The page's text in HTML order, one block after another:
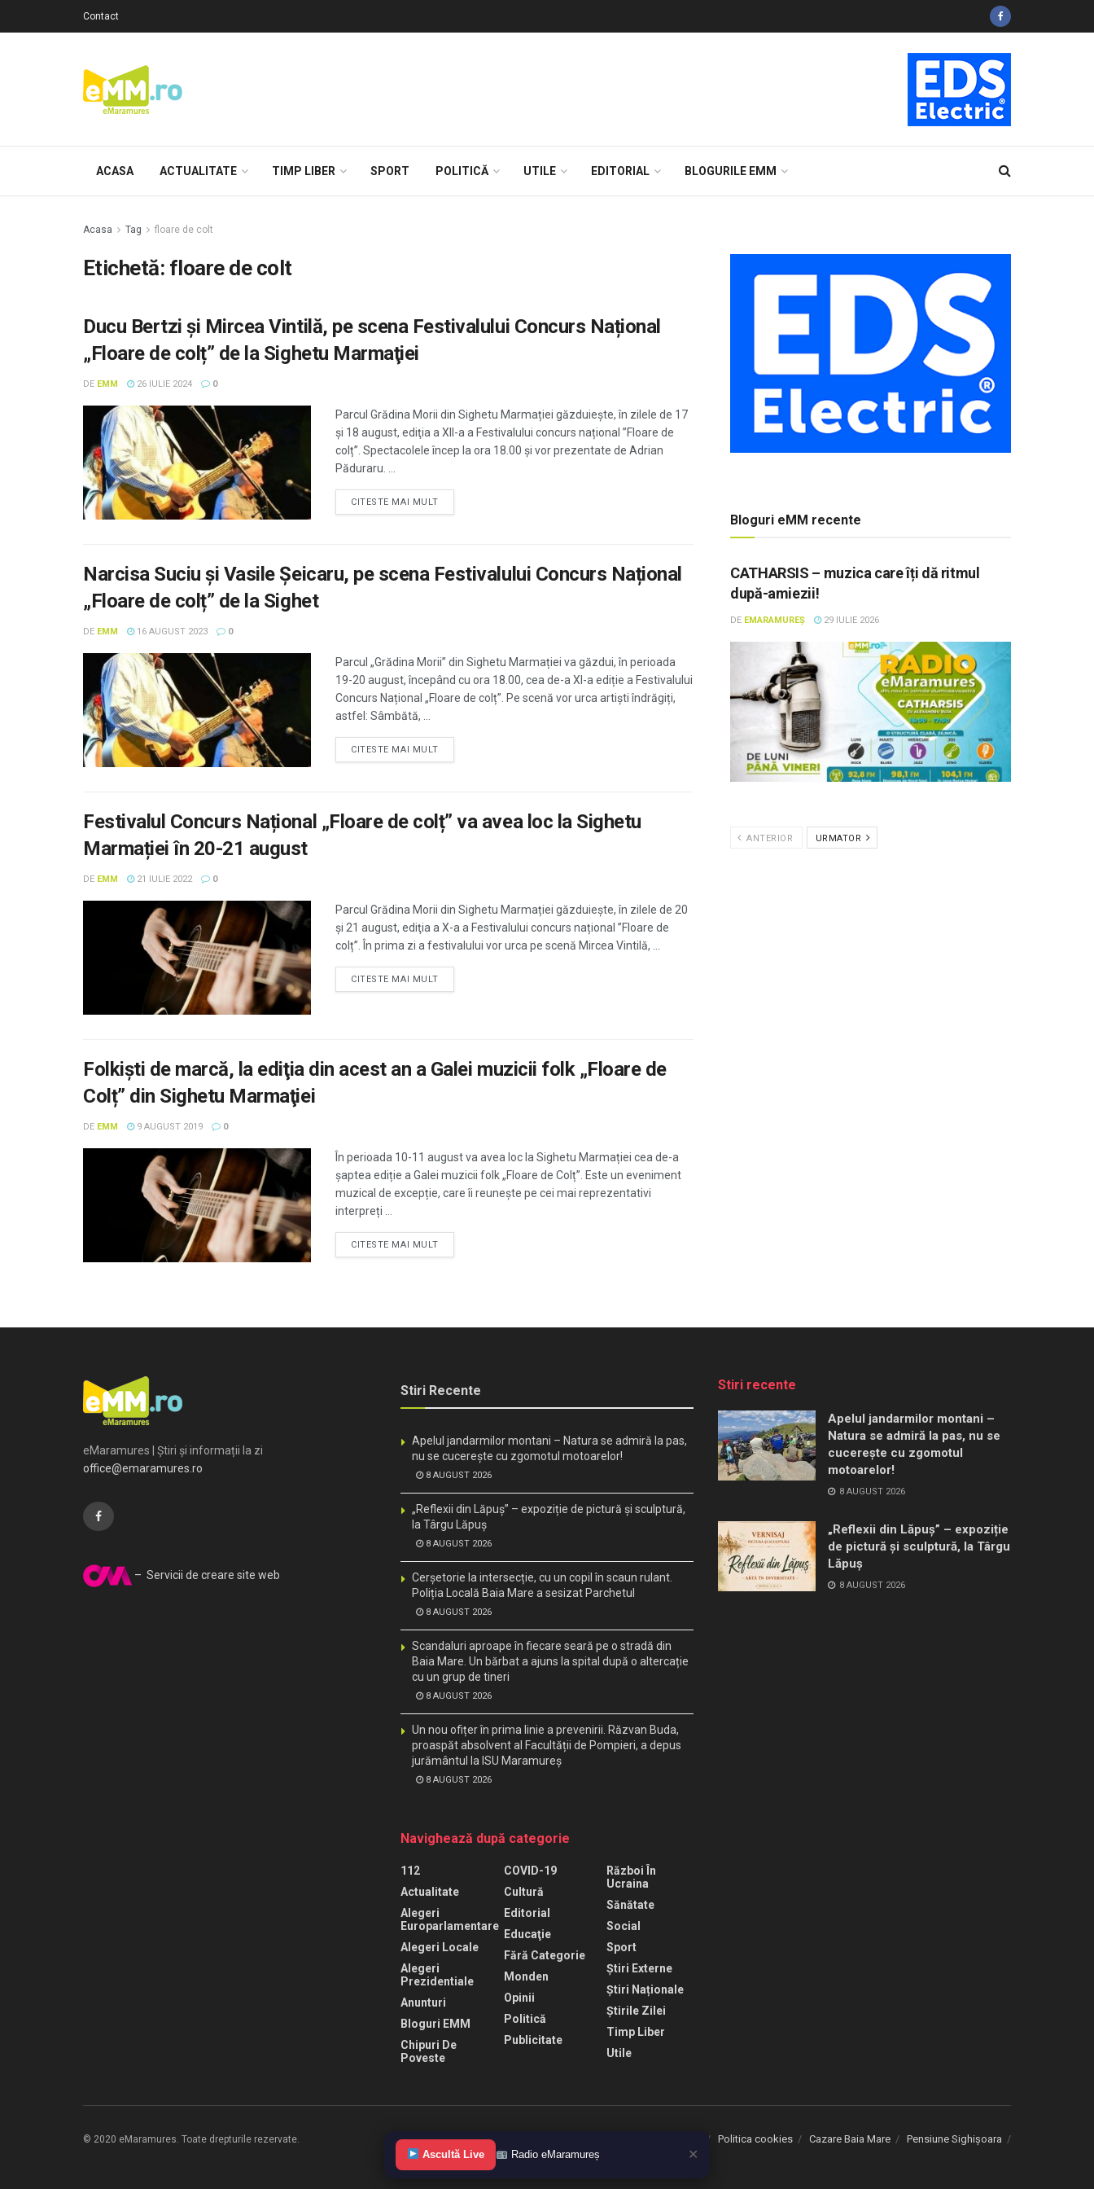
Contact
ACASA ACTUALITATE TIMP LIBER SPORT POLITICĂ UTILE EDITORIAL BLOGURILE EMM
Acasa Tag floare de colt
Etichetă: floare de colt
Ducu Bertzi şi Mircea Vintilă, pe scena Festivalului Concurs Național
„Floare de colț” de la Sighetu Marmaţiei
DE EMM 26 IULIE 2024 0
Parcul Grădina Morii din Sighetu Marmației găzduieşte, în zilele de 17
și 18 august, ediţia a XII-a a Festivalului concurs național ”Floare de
colț”. Spectacolele încep la ora 18.00 şi vor prezentate de Adrian
Păduraru. ...
CITESTE MAI MULT
Narcisa Suciu şi Vasile Şeicaru, pe scena Festivalului Concurs Național
„Floare de colț” de la Sighet
DE EMM 16 AUGUST 2023 0
Parcul „Grădina Morii” din Sighetu Marmației va găzdui, în perioada
19-20 august, începând cu ora 18.00, cea de-a XI-a ediție a Festivalului
Concurs Național „Floare de colț”. Pe scenă vor urca artiști îndrăgiți,
astfel: Sâmbătă, ...
CITESTE MAI MULT
Festivalul Concurs Național „Floare de colț” va avea loc la Sighetu
Marmației în 20-21 august
DE EMM 21 IULIE 2022 0
Parcul Grădina Morii din Sighetu Marmației găzduieşte, în zilele de 20
și 21 august, ediţia a X-a a Festivalului concurs național ”Floare de
colț”. În prima zi a festivalului vor urca pe scenă Mircea Vintilă, ...
CITESTE MAI MULT
Folkişti de marcă, la ediţia din acest an a Galei muzicii folk „Floare de
Colț” din Sighetu Marmaţiei
DE EMM 9 AUGUST 2019 0
În perioada 10-11 august va avea loc la Sighetu Marmației cea de-a
şaptea ediție a Galei muzicii folk „Floare de Colț”. Este un eveniment
muzical de excepție, care îi reunește pe cei mai reprezentativi
interpreți ...
CITESTE MAI MULT
Bloguri eMM recente
CATHARSIS – muzica care îți dă ritmul
după-amiezii!
DE EMARAMUREȘ 29 IULIE 2026
ANTERIOR URMATOR
eMaramures | Știri și informații la zi
office@emaramures.ro
– Servicii de creare site web
Stiri Recente
Apelul jandarmilor montani – Natura se admiră la pas,
nu se cucerește cu zgomotul motoarelor!
8 AUGUST 2026
„Reflexii din Lăpuș” – expoziție de pictură și sculptură,
la Târgu Lăpuș
8 AUGUST 2026
Cerșetorie la intersecție, cu un copil în scaun rulant.
Poliția Locală Baia Mare a sesizat Parchetul
8 AUGUST 2026
Scandaluri aproape în fiecare seară pe o stradă din
Baia Mare. Un bărbat a ajuns la spital după o altercație
cu un grup de tineri
8 AUGUST 2026
Un nou ofițer în prima linie a prevenirii. Răzvan Buda,
proaspăt absolvent al Facultății de Pompieri, a depus
jurământul la ISU Maramureș
8 AUGUST 2026
Navighează după categorie
112
Actualitate
Alegeri
Europarlamentare
Alegeri Locale
Alegeri
Prezidentiale
Anunturi
Bloguri EMM
Chipuri De
Poveste
COVID-19
Cultură
Editorial
Educaţie
Fără Categorie
Monden
Opinii
Politică
Publicitate
Război În
Ucraina
Sănătate
Social
Sport
Știri Externe
Știri Naționale
Știrile Zilei
Timp Liber
Utile
Stiri recente
Apelul jandarmilor montani –
Natura se admiră la pas, nu se
cucerește cu zgomotul
motoarelor!
8 AUGUST 2026
„Reflexii din Lăpuș” – expoziție
de pictură și sculptură, la Târgu
Lăpuș
8 AUGUST 2026
Termeni de folosire Politica cookies Cazare Baia Mare Pensiune Sighișoara
© 2020 eMaramures. Toate drepturile rezervate.
Ascultă Live Radio eMaramureș ✕